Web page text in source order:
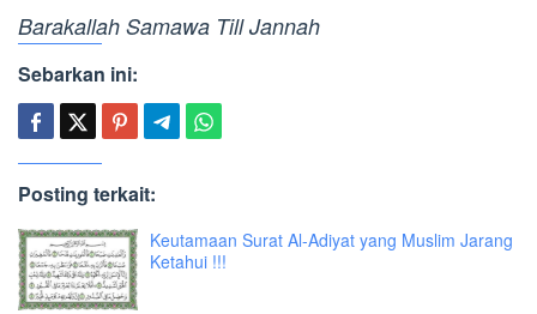
Barakallah Samawa Till Jannah
Sebarkan ini:
Posting terkait:
Keutamaan Surat Al-Adiyat yang Muslim Jarang
Ketahui !!!